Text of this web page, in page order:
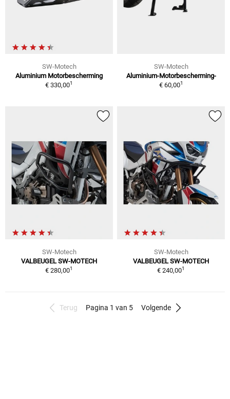
SW-Motech
Aluminium Motorbescherming
€ 330,001
SW-Motech
Aluminium-Motorbescherming-
€ 60,001
SW-Motech
VALBEUGEL SW-MOTECH
€ 280,001
SW-Motech
VALBEUGEL SW-MOTECH
€ 240,001
Terug Pagina 1 van 5 Volgende